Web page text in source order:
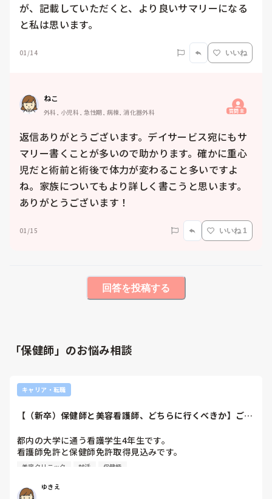
が、記載していただくと、より良いサマリーになる
と私は思います。
01/14 いいね
ねこ
外科, 小児科, 急性期, 病棟, 消化器外科 質問主
返信ありがとうございます。デイサービス宛にもサ
マリー書くことが多いので助かります。確かに重心
児だと術前と術後で体力が変わること多いですよ
ね。家族についてもより詳しく書こうと思います。
ありがとうございます！
01/15 いいね 1
回答を投稿する
「保健師」のお悩み相談
キャリア・転職
【（新卒）保健師と美容看護師、どちらに行くべきか】ご助
都内の大学に通う看護学生4年生です。
看護師免許と保健師免許取得見込みです。
夜勤がどうしても嫌で、第1希望が行政保健師でした。
公務員に行くことに迷いが生じてきました。
美容クリニック 就活 保健師
ゆきえ